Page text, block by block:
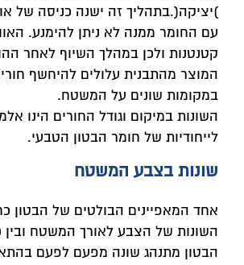
)יציקה(.בתהליך זה ישנה כניסה של
עם החומר ממנה לא ניתן להימנע.
קטנטנות ולכן במהלך השיוף לאחר
המוצר מהתבנית עלולים להיחשף
במקומות שונים על המשטח.
השונות במיקום וגודל החורים הינו
לייחודיות של חומר הבטון הטבעי.
שונות בצבע המשטח
אחד המאפיינים הבולטים של הבטון
השונות של הצבע לאורך המשטח ובין
הבטון מתנהג שונה מפעם לפעם